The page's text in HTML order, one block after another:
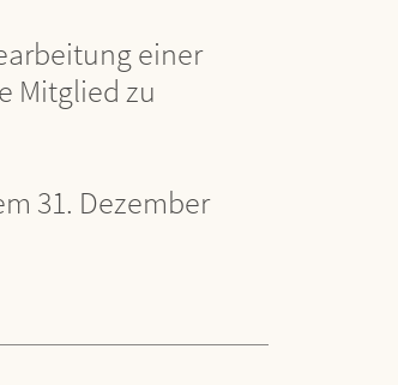
einer
Mitglied zu
31. Dezember